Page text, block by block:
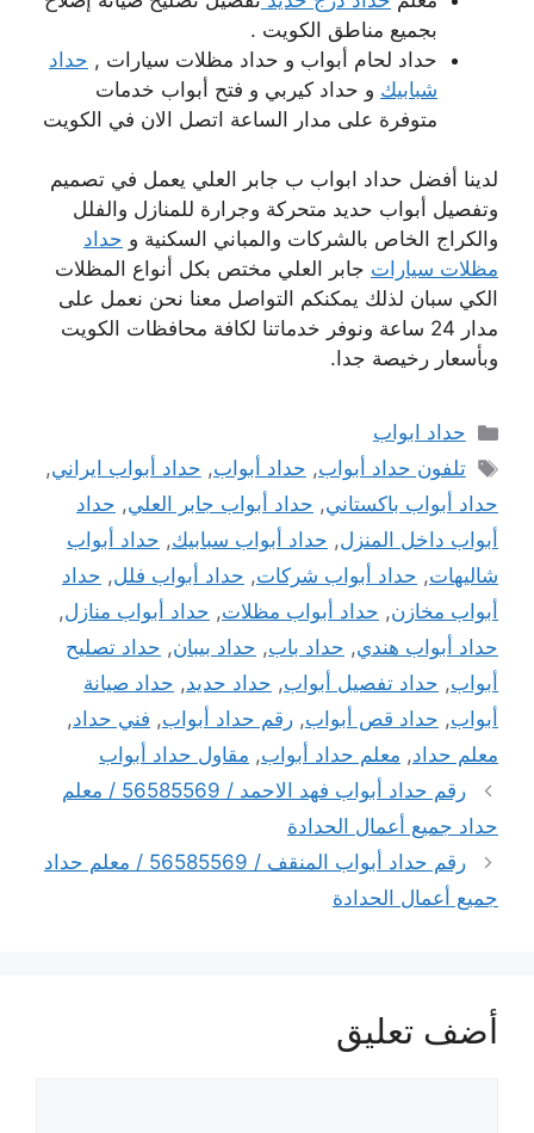
بجميع مناطق الكويت .
حداد لحام أبواب و حداد مظلات سيارات , حداد
شبابيك و حداد كيربي و فتح أبواب خدمات
متوفرة على مدار الساعة اتصل الان في الكويت
لدينا أفضل حداد ابواب ب جابر العلي يعمل في تصميم
وتفصيل أبواب حديد متحركة وجرارة للمنازل والفلل
والكراج الخاص بالشركات والمباني السكنية و حداد
مظلات سيارات جابر العلي مختص بكل أنواع المظلات
الكي سبان لذلك يمكنكم التواصل معنا نحن نعمل على
مدار 24 ساعة ونوفر خدماتنا لكافة محافظات الكويت
وبأسعار رخيصة جدا.
التصنيفات
حداد ابواب
الوسوم
تلفون حداد أبواب, حداد أبواب, حداد أبواب ايراني,
حداد أبواب باكستاني, حداد أبواب جابر العلي, حداد
أبواب داخل المنزل, حداد أبواب سبابيك, حداد أبواب
شاليهات, حداد أبواب شركات, حداد أبواب فلل, حداد
أبواب مخازن, حداد أبواب مظلات, حداد أبواب منازل,
حداد أبواب هندي, حداد باب, حداد بيبان, حداد تصليح
أبواب, حداد تفصيل أبواب, حداد حديد, حداد صيانة
أبواب, حداد قص أبواب, رقم حداد أبواب, فني حداد,
معلم حداد, معلم حداد أبواب, مقاول حداد أبواب
رقم حداد أبواب فهد الاحمد / 56585569 / معلم
حداد جميع أعمال الحدادة
رقم حداد أبواب المنقف / 56585569 / معلم حداد
جميع أعمال الحدادة
أضف تعليق